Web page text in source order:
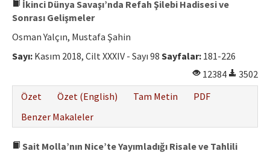
Yayın İlkeleri
Etik İlkeler
Hakem Rehberi
İletişim
İkinci Dünya Savaşı’nda Refah Şilebi Hadisesi ve
Sonrası Gelişmeler
Osman Yalçın, Mustafa Şahin
Sayı: Kasım 2018, Cilt XXXIV - Sayı 98 Sayfalar: 181-226
12384
3502
Özet
Özet (English) Tam Metin
PDF
Benzer Makaleler
Sait Molla’nın Nice’te Yayımladığı Risale ve Tahlili